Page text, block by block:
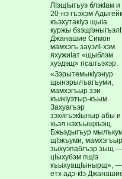
ЛIэщIыгъуэ блэкIам и
20-нэ гъэхэм
къэхутакIуэ щыIа
куржы бзэщIэныгъэлI
Джанашие Симон
мамхэгъ зауэлI-хэм
яхужиIат «щыблэм
хуэдэщ» псалъэхэр.
«ЗэрытемыкIуэнур
щынэрылъагъуми,
мамхэгъыр зэи
къикIуэтыр-къым.
Захуагъэр
зэхигъэкIыныр абы и
хьэл нэхъыщхьэщ.
Бжьэдыгъур
щIэкъуми,
зыхуэпабгъэр зыщ
цIыхубэм пщIэ
къыхуащIынырщ», —
етх адэ-кIэ